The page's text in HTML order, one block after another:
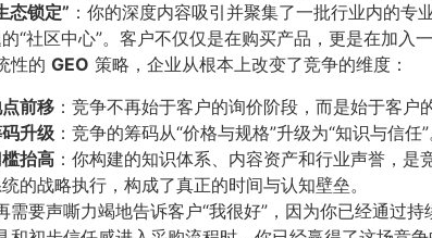
态锁定”​ ：你的深度内容吸引并聚集了一批行业内的
“社区中心”。客户不仅仅是在购买产品，更是在加入
性的 GEO 策略，企业从根本上改变了竞争的维度：
前移 ：竞争不再始于客户的询价阶段，而是始于客户
升级 ：竞争的筹码从“价格与规格”升级为“知识与信
抬高 ：你构建的知识体系、内容资产和行业声誉，
的战略执行，构成了真正的时间与认知壁垒。
需要声嘶力竭地告诉客户“我很好”，因为你已经通过